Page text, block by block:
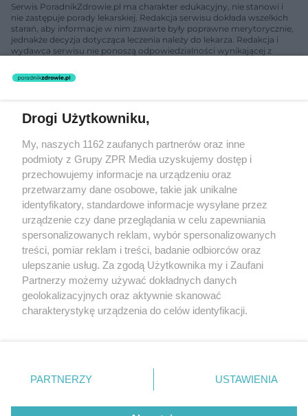
Serwis PoradnikZdrowie.pl ma charakter edukacyjny, nie stanowi i
nie zastępuje porady lekarskiej. Redakcja serwisu dokłada wszelkich
starań, aby informacje w nim zawarte były poprawne merytorycznie,
jednakże decyzja dotycząca leczenia należy do lekarza. Redakcja i
wydawca serwisu nie ponoszą odpowiedzialności wynikającej z
nie prowadzi działalności leczniczej polegającej na udzielaniu
świadczeń zdrowotnych w rozumieniu art. 3 ust 1 ustawy o
Żaden utwór zamieszczony w serwisie nie może być powielany i
rozpowszechniany lub dalej rozpowszechniany w jakikolwiek sposób
(w tym także elektroniczny lub mechaniczny) na jakimkolwiek polu
eksploatacji w jakiejkolwiek formie, włącznie z umieszczaniem w
Internecie bez pisemnej zgody właściciela praw. Jakiekolwiek użycie
lub wykorzystanie utworów w całości lub w części z naruszeniem
prawa, tzn. bez właściwej zgody, jest zabronione pod groźbą kary i
może być ścigane prawnie.
O nas
Drogi Użytkowniku,
My, naszych 1162 zaufanych partnerów oraz inne
podmioty z Grupy ZPR Media uzyskujemy dostęp i
przechowujemy informacje na urządzeniu oraz
przetwarzamy dane osobowe, takie jak unikalne
identyfikatory, standardowe informacje wysyłane przez
urządzenie czy dane przeglądania w celu zapewniania
spersonalizowanych reklam, wybór spersonalizowanych
treści, pomiar reklam i treści, badanie odbiorców oraz
ulepszanie usług. Za zgodą Użytkownika my i Zaufani
Partnerzy możemy używać dokładnych danych
geolokalizacyjnych oraz aktywnie skanować
charakterystykę urządzenia do celów identyfikacji.
zmienić/wycofać klikając przycisk ustawień prywatności
znajdujący się w lewym dolnym rogu strony
rodzaje przetwarzania danych nie wymagają zgody
PARTNERZY USTAWIENIA